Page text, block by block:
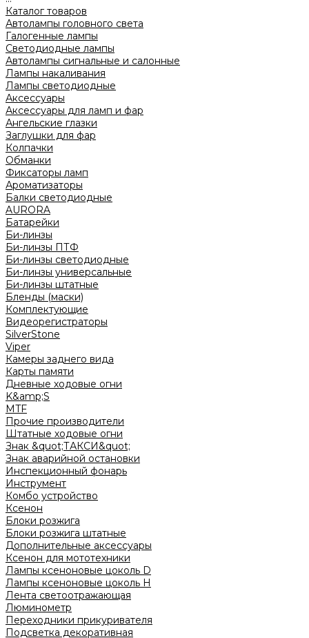
Каталог товаров
Автолампы головного света
Галогенные лампы
Светодиодные лампы
Автолампы сигнальные и салонные
Лампы накаливания
Лампы светодиодные
Аксессуары
Аксессуары для ламп и фар
Ангельские глазки
Заглушки для фар
Колпачки
Обманки
Фиксаторы ламп
Ароматизаторы
Балки светодиодные
AURORA
Батарейки
Би-линзы
Би-линзы ПТФ
Би-линзы светодиодные
Би-линзы универсальные
Би-линзы штатные
Бленды (маски)
Комплектующие
Видеорегистраторы
SilverStone
Viper
Камеры заднего вида
Карты памяти
Дневные ходовые огни
K&amp;S
MTF
Прочие производители
Штатные ходовые огни
Знак &quot;ТАКСИ&quot;
Знак аварийной остановки
Инспекционный фонарь
Инструмент
Комбо устройство
Ксенон
Блоки розжига
Блоки розжига штатные
Дополнительные аксессуары
Ксенон для мототехники
Лампы ксеноновые цоколь D
Лампы ксеноновые цоколь H
Лента светоотражающая
Люминометр
Переходники прикуривателя
Подсветка декоративная